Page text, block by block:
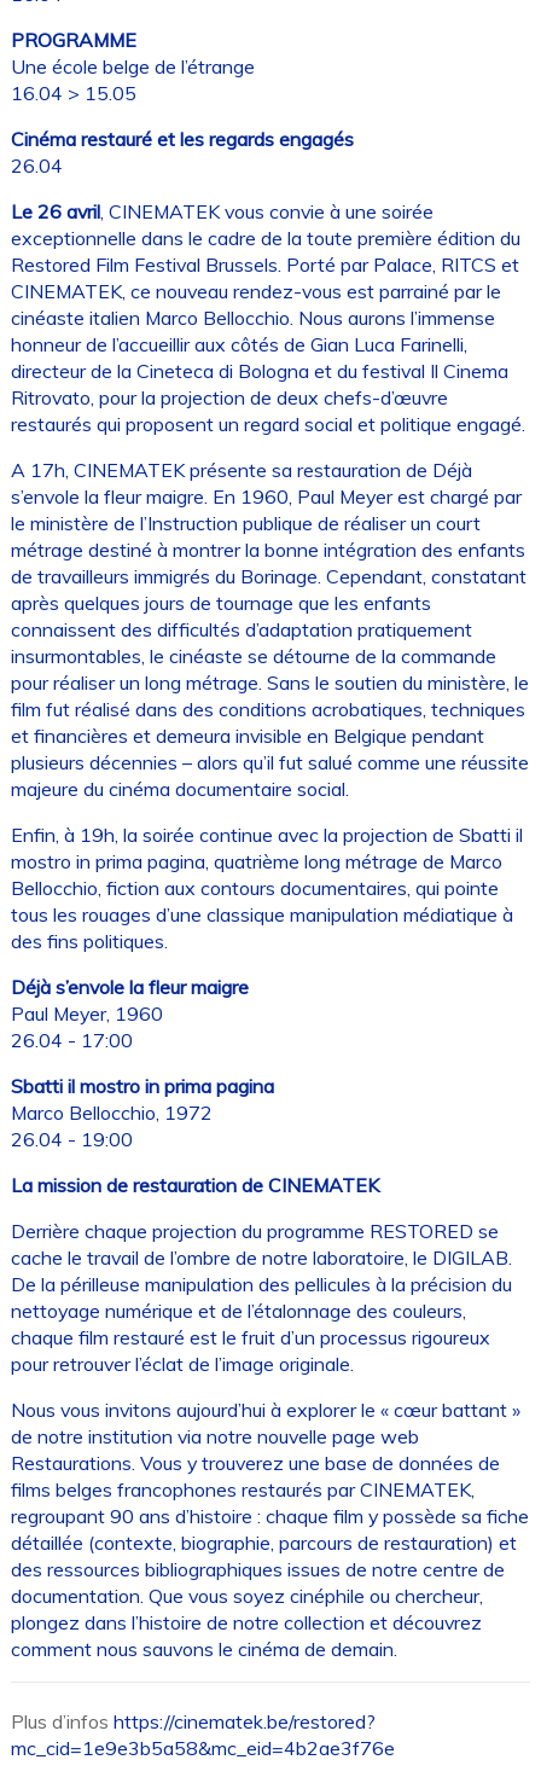
PROGRAMME
Une école belge de l’étrange
16.04 > 15.05
Cinéma restauré et les regards engagés
26.04
Le 26 avril, CINEMATEK vous convie à une soirée
exceptionnelle dans le cadre de la toute première édition du
Restored Film Festival Brussels. Porté par Palace, RITCS et
CINEMATEK, ce nouveau rendez-vous est parrainé par le
cinéaste italien Marco Bellocchio. Nous aurons l’immense
honneur de l’accueillir aux côtés de Gian Luca Farinelli,
directeur de la Cineteca di Bologna et du festival Il Cinema
Ritrovato, pour la projection de deux chefs-d’œuvre
restaurés qui proposent un regard social et politique engagé.
A 17h, CINEMATEK présente sa restauration de Déjà
s’envole la fleur maigre. En 1960, Paul Meyer est chargé par
le ministère de l’Instruction publique de réaliser un court
métrage destiné à montrer la bonne intégration des enfants
de travailleurs immigrés du Borinage. Cependant, constatant
après quelques jours de tournage que les enfants
connaissent des difficultés d’adaptation pratiquement
insurmontables, le cinéaste se détourne de la commande
pour réaliser un long métrage. Sans le soutien du ministère, le
film fut réalisé dans des conditions acrobatiques, techniques
et financières et demeura invisible en Belgique pendant
plusieurs décennies – alors qu’il fut salué comme une réussite
majeure du cinéma documentaire social.
Enfin, à 19h, la soirée continue avec la projection de Sbatti il
mostro in prima pagina, quatrième long métrage de Marco
Bellocchio, fiction aux contours documentaires, qui pointe
tous les rouages d’une classique manipulation médiatique à
des fins politiques.
Déjà s’envole la fleur maigre
Paul Meyer, 1960
26.04 - 17:00
Sbatti il mostro in prima pagina
Marco Bellocchio, 1972
26.04 - 19:00
La mission de restauration de CINEMATEK
Derrière chaque projection du programme RESTORED se
cache le travail de l’ombre de notre laboratoire, le DIGILAB.
De la périlleuse manipulation des pellicules à la précision du
nettoyage numérique et de l’étalonnage des couleurs,
chaque film restauré est le fruit d’un processus rigoureux
pour retrouver l’éclat de l’image originale.
Nous vous invitons aujourd’hui à explorer le « cœur battant »
de notre institution via notre nouvelle page web
Restaurations. Vous y trouverez une base de données de
films belges francophones restaurés par CINEMATEK,
regroupant 90 ans d’histoire : chaque film y possède sa fiche
détaillée (contexte, biographie, parcours de restauration) et
des ressources bibliographiques issues de notre centre de
documentation. Que vous soyez cinéphile ou chercheur,
plongez dans l’histoire de notre collection et découvrez
comment nous sauvons le cinéma de demain.
Plus d’infoshttps://cinematek.be/restored?
mc_cid=1e9e3b5a58&mc_eid=4b2ae3f76e